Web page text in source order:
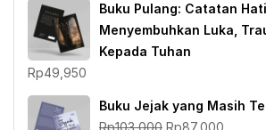
Buku Pulang: Catatan
Menyembuhkan Luka,
Kepada Tuhan
Rp49,950
Buku Jejak yang Masih
Harga